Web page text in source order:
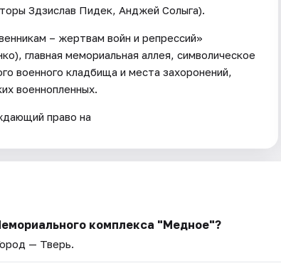
Здзислав Пидек, Анджей Солыга).
– жертвам войн и репрессий»
главная мемориальная аллея, символическое
военного кладбища и места захоронений,
военнопленных.
право на
комплекса "Медное"?
— Тверь.